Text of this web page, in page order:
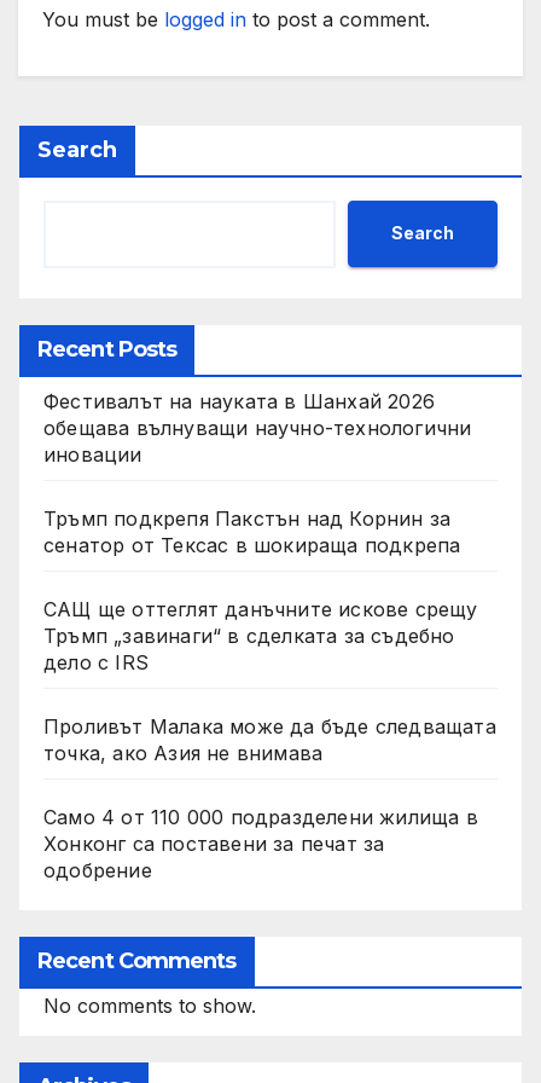
You must be logged in to post a comment.
Search
Search
Recent Posts
Фестивалът на науката в Шанхай 2026
обещава вълнуващи научно-технологични
иновации
Тръмп подкрепя Пакстън над Корнин за
сенатор от Тексас в шокираща подкрепа
САЩ ще оттеглят данъчните искове срещу
Тръмп „завинаги“ в сделката за съдебно
дело с IRS
Проливът Малака може да бъде следващата
точка, ако Азия не внимава
Само 4 от 110 000 подразделени жилища в
Хонконг са поставени за печат за
одобрение
Recent Comments
No comments to show.